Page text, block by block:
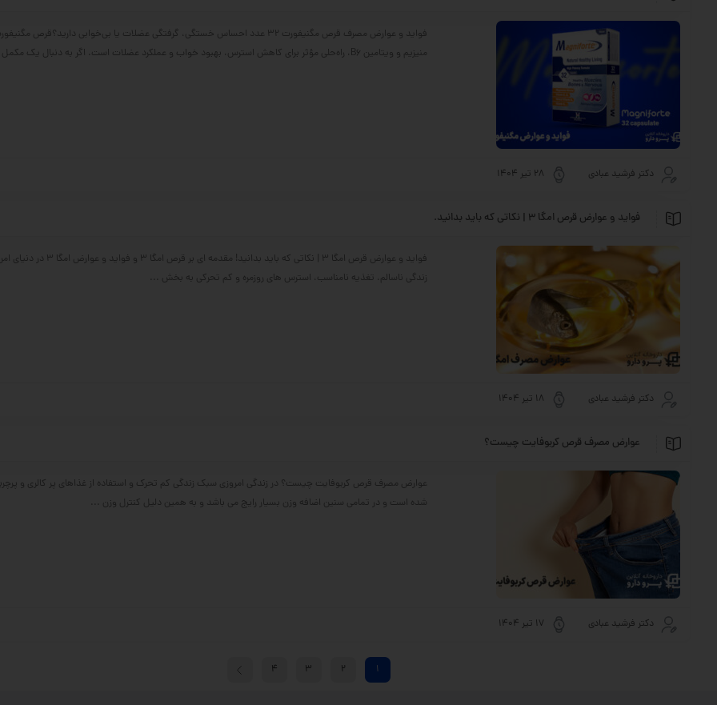
فواید و عوارض مصرف قرص مگنیفورت 32 عدد احساس خستگی، گرفتگی عضلات یا بی‌خوابی دارید؟قرص
منیزیم و ویتامین B6، راه‌حلی مؤثر برای کاهش استرس، بهبود خواب و عملکرد عضلات است. اگر به دنبال یک مکمل ایمن ...
دکتر فرشید عبادی 28 تیر 1404
فواید و عوارض قرص امگا 3 | نکاتی که باید بدانید.
فواید و عوارض قرص امگا 3 | نکاتی که باید بدانید!
زندگی ناسالم، تغذیه نامناسب، استرس های روزمره و کم تحرکی به بخش ...
دکتر فرشید عبادی 18 تیر 1404
عوارض مصرف قرص کربوفایت چیست؟
عوارض مصرف قرص کربوفایت چیست؟ در زندگی امروزی سبک زندگی کم تحرک و استفاده از غذاهای پر کالری و
شده است و در تمامی سنین اضافه وزن بسیار رایج می باشد و به همین دلیل کنترل وزن ...
دکتر فرشید عبادی 17 تیر 1404
1
2
3
4